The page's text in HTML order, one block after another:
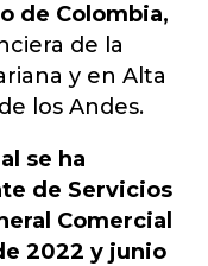
de Colombia,
de la
y en Alta
los Andes.
se ha
de Servicios
Comercial
2022 y junio